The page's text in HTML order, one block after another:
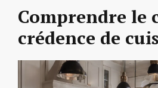
Comprendre le
crédence de